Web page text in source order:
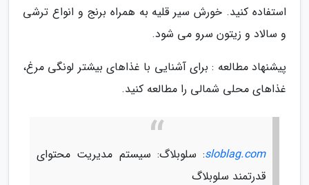
استفاده کنید. خورش سیر قلیه به همراه برنج و انواع ترشی
و سالاد و زیتون سرو می شود.
پیشنهاد مطالعه : برای آشنایی با غذاهای بیشتر لونگی مرغ،
غذاهای محلی شمالی را مطالعه کنید.
sloblag.com: سلوبلاگ: سیستم مدیریت محتوای
قدرتمند سلوبلاگ